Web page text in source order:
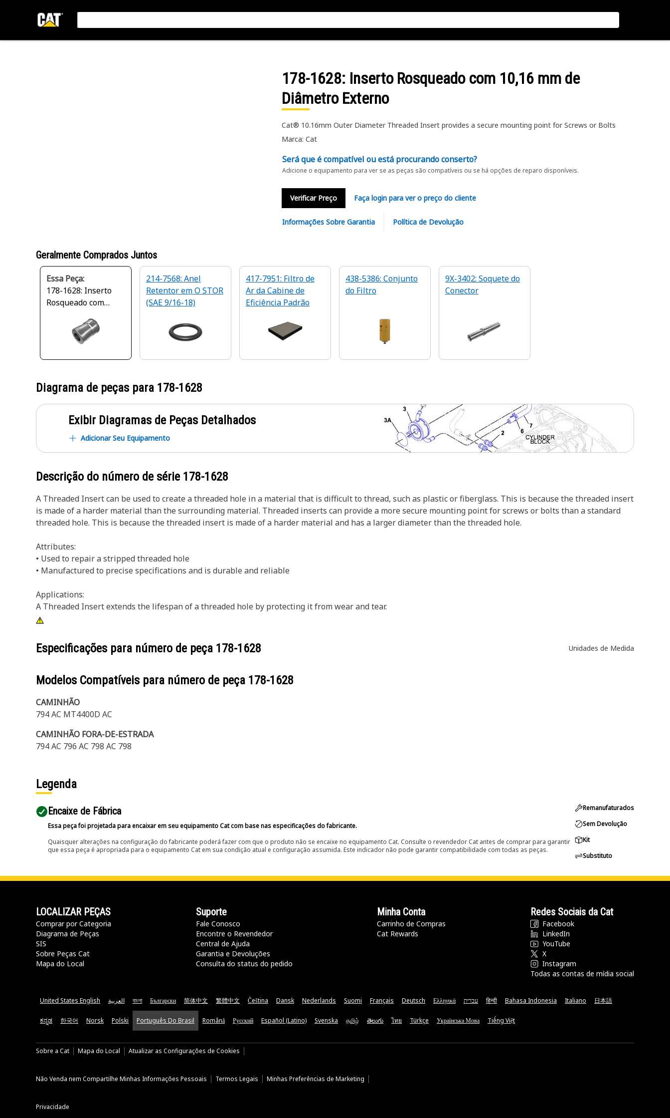
178-1628: Inserto Rosqueado com 10,16 mm de
Diâmetro Externo
Cat® 10.16mm Outer Diameter Threaded Insert provides a secure mounting point for Screws or Bolts
Marca: Cat
Será que é compatível ou está procurando conserto?
Adicione o equipamento para ver se as peças são compatíveis ou se há opções de reparo disponíveis.
Verificar Preço Faça login para ver o preço do cliente
Informações Sobre Garantia Política de Devolução
Geralmente Comprados Juntos
Essa Peça:
178-1628: Inserto
Rosqueado com
Diâmetro Externo
214-7568: Anel
Retentor em O STOR
(SAE 9/16-18)
417-7951: Filtro de
Ar da Cabine de
Eficiência Padrão
438-5386: Conjunto
do Filtro
9X-3402: Soquete do
Conector
Diagrama de peças para 178-1628
Exibir Diagramas de Peças Detalhados
Adicionar Seu Equipamento
Descrição do número de série 178-1628
A Threaded Insert can be used to create a threaded hole in a material that is difficult to thread, such as plastic or fiberglass. This is because the threaded insert
is made of a harder material than the surrounding material. Threaded inserts can provide a more secure mounting point for screws or bolts than a standard
threaded hole. This is because the threaded insert is made of a harder material and has a larger diameter than the threaded hole.
Attributes:
• Used to repair a stripped threaded hole
• Manufactured to precise specifications and is durable and reliable
Applications:
A Threaded Insert extends the lifespan of a threaded hole by protecting it from wear and tear.
Especificações para número de peça 178-1628 Unidades de Medida
Modelos Compatíveis para número de peça 178-1628
CAMINHÃO
794 AC MT4400D AC
CAMINHÃO FORA-DE-ESTRADA
794 AC 796 AC 798 AC 798
Legenda
Encaixe de Fábrica
Essa peça foi projetada para encaixar em seu equipamento Cat com base nas especificações do fabricante.
Quaisquer alterações na configuração do fabricante poderá fazer com que o produto não se encaixe no equipamento Cat. Consulte o revendedor Cat antes de comprar para garantir
que essa peça é apropriada para o equipamento Cat em sua condição atual e configuração assumida. Este indicador não pode garantir compatibilidade com todas as peças.
Remanufaturados
Sem Devolução
Kit
Substituto
LOCALIZAR PEÇAS
Comprar por Categoria
Diagrama de Peças
SIS
Sobre Peças Cat
Mapa do Local
Suporte
Fale Conosco
Encontre o Revendedor
Central de Ajuda
Garantia e Devoluções
Consulta do status do pedido
Minha Conta
Carrinho de Compras
Cat Rewards
Redes Sociais da Cat
Facebook
LinkedIn
YouTube
X
Instagram
Todas as contas de mídia social
United States English العربية বাংলা Български 简体中文 繁體中文 Čeština Dansk Nederlands Suomi Français Deutsch Ελληνικά עברית हिन्दी Bahasa Indonesia Italiano 日本語
ಕನ್ನಡ 한국어 Norsk Polski Português Do Brasil Română Русский Español (Latino) Svenska தமிழ் తెలుగు ไทย Türkçe Українська Мова Tiếng Việt
Sobre a Cat Mapa do Local Atualizar as Configurações de Cookies
Não Venda nem Compartilhe Minhas Informações Pessoais Termos Legais Minhas Preferências de Marketing
Privacidade